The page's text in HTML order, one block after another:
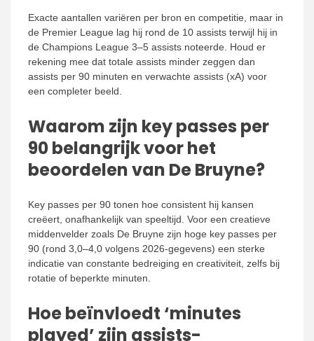
Exacte aantallen variëren per bron en competitie, maar in
de Premier League lag hij rond de 10 assists terwijl hij in
de Champions League 3–5 assists noteerde. Houd er
rekening mee dat totale assists minder zeggen dan
assists per 90 minuten en verwachte assists (xA) voor
een completer beeld.
Waarom zijn key passes per
90 belangrijk voor het
beoordelen van De Bruyne?
Key passes per 90 tonen hoe consistent hij kansen
creëert, onafhankelijk van speeltijd. Voor een creatieve
middenvelder zoals De Bruyne zijn hoge key passes per
90 (rond 3,0–4,0 volgens 2026-gegevens) een sterke
indicatie van constante bedreiging en creativiteit, zelfs bij
rotatie of beperkte minuten.
Hoe beïnvloedt ‘minutes
played’ zijn assists-